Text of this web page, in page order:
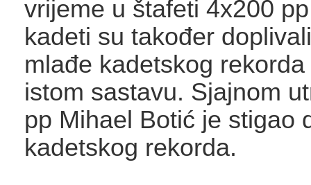
vrijeme u štafeti 4x200
kadeti su također
mlađe kadetskog
istom sastavu. Sjajnom
pp Mihael Botić je stigao
kadetskog rekorda.